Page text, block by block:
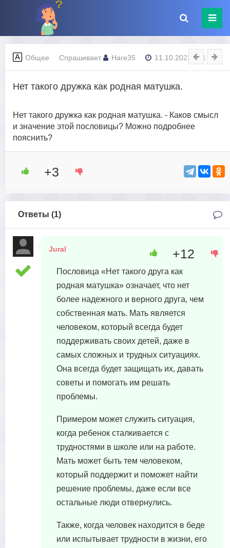
Общее Спрашивает Hare35 11.10.2023 - 21:08
Нет такого дружка как родная матушка.
Нет такого дружка как родная матушка. - Каков смысл
и значение этой пословицы? Можно подробнее
пояснить?
+3
Ответы (1)
Jural
Пословица «Нет такого друга как
родная матушка» означает, что нет
более надежного и верного друга, чем
собственная мать. Мать является
человеком, который всегда будет
поддерживать своих детей, даже в
самых сложных и трудных ситуациях.
Она всегда будет защищать их, давать
советы и помогать им решать
проблемы.
Примером может служить ситуация,
когда ребенок сталкивается с
трудностями в школе или на работе.
Мать может быть тем человеком,
который поддержит и поможет найти
решение проблемы, даже если все
остальные люди отвернулись.
Также, когда человек находится в беде
или испытывает трудности в жизни, его
+12